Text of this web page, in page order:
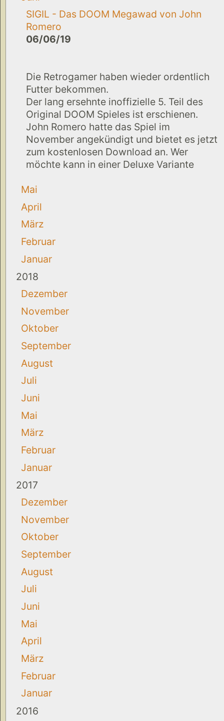
SIGIL - Das DOOM Megawad von John
Romero
06/06/19
Die Retrogamer haben wieder ordentlich
Futter bekommen.
Der lang ersehnte inoffizielle 5. Teil des
Original DOOM Spieles ist erschienen.
John Romero hatte das Spiel im
November angekündigt und bietet es jetzt
zum kostenlosen Download an. Wer
möchte kann in einer Deluxe Variante
Mai
April
März
Februar
Januar
2018
Dezember
November
Oktober
September
August
Juli
Juni
Mai
März
Februar
Januar
2017
Dezember
November
Oktober
September
August
Juli
Juni
Mai
April
März
Februar
Januar
2016